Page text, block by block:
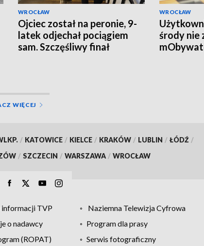
WROCŁAW
Ojciec został na peronie, 9-
latek odjechał pociągiem
sam. Szczęśliwy finał
WROCŁAW
środy nie
WIĘCEJ
/ KATOWICE / KIELCE / KRAKÓW / LUBLIN / ŁÓDŹ /
/ SZCZECIN / WARSZAWA / WROCŁAW
informacji TVP Naziemna Telewizja Cyfrowa
o nadawcy
Program dla prasy
(ROPAT) Serwis fotograficzny